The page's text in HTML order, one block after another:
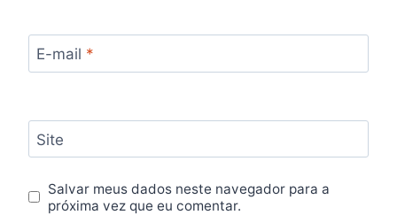
E-mail *
Site
Salvar meus dados neste navegador para a
próxima vez que eu comentar.